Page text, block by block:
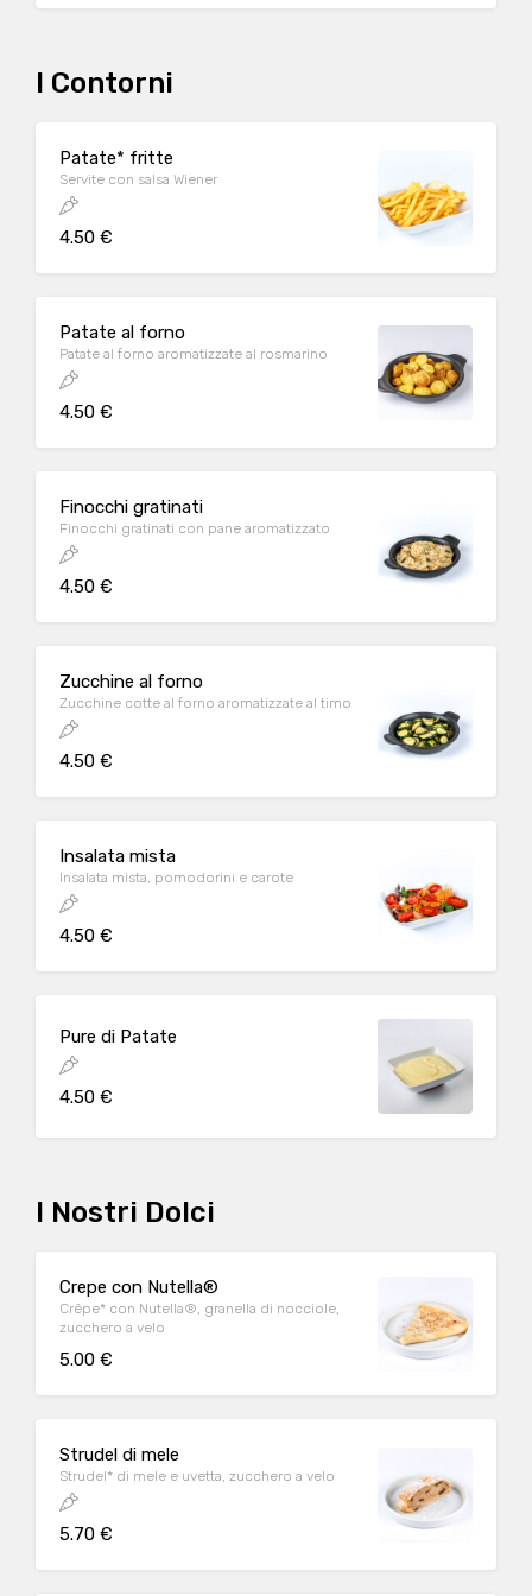
I Contorni
Patate* fritte
Servite con salsa Wiener
4.50 €
Patate al forno
Patate al forno aromatizzate al rosmarino
4.50 €
Finocchi gratinati
Finocchi gratinati con pane aromatizzato
4.50 €
Zucchine al forno
Zucchine cotte al forno aromatizzate al timo
4.50 €
Insalata mista
Insalata mista, pomodorini e carote
4.50 €
Pure di Patate
4.50 €
I Nostri Dolci
Crepe con Nutella®
Crêpe* con Nutella®, granella di nocciole,
zucchero a velo
5.00 €
Strudel di mele
Strudel* di mele e uvetta, zucchero a velo
5.70 €